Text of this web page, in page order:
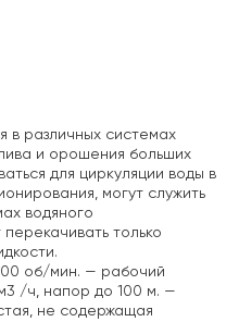
в различных системах
и орошения больших
для циркуляции воды в
могут служить
водяного
только
об/мин. — рабочий
/ч, напор до 100 м. —
не содержащая